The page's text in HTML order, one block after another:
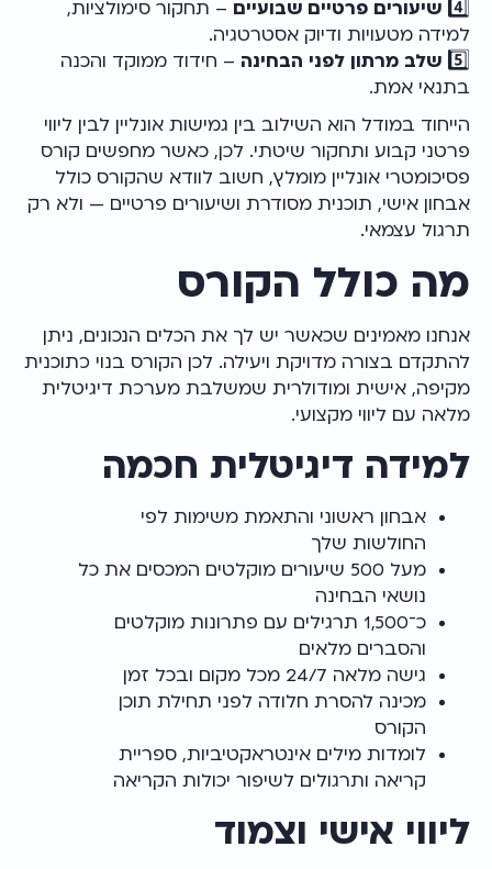
4️⃣ שיעורים פרטיים שבועיים – תחקור סימולציות,
למידה מטעויות ודיוק אסטרטגיה.
5️⃣ שלב מרתון לפני הבחינה – חידוד ממוקד והכנה
בתנאי אמת.
הייחוד במודל הוא השילוב בין גמישות אונליין לבין ליווי
פרטני קבוע ותחקור שיטתי. לכן, כאשר מחפשים קורס
פסיכומטרי אונליין מומלץ, חשוב לוודא שהקורס כולל
אבחון אישי, תוכנית מסודרת ושיעורים פרטיים — ולא רק
תרגול עצמאי.
מה כולל הקורס
אנחנו מאמינים שכאשר יש לך את הכלים הנכונים, ניתן
להתקדם בצורה מדויקת ויעילה. לכן הקורס בנוי כתוכנית
מקיפה, אישית ומודולרית שמשלבת מערכת דיגיטלית
מלאה עם ליווי מקצועי.
למידה דיגיטלית חכמה
אבחון ראשוני והתאמת משימות לפי
החולשות שלך
מעל 500 שיעורים מוקלטים המכסים את כל
נושאי הבחינה
כ־1,500 תרגילים עם פתרונות מוקלטים
והסברים מלאים
גישה מלאה 24/7 מכל מקום ובכל זמן
מכינה להסרת חלודה לפני תחילת תוכן
הקורס
לומדות מילים אינטראקטיביות, ספריית
קריאה ותרגולים לשיפור יכולות הקריאה
ליווי אישי וצמוד